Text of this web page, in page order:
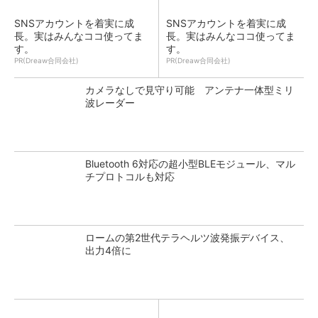
SNSアカウントを着実に成
長。実はみんなココ使ってま
す。
PR(Dreaw合同会社)
SNSアカウントを着実に成
長。実はみんなココ使ってま
す。
PR(Dreaw合同会社)
カメラなしで見守り可能 アンテナ一体型ミリ
波レーダー
Bluetooth 6対応の超小型BLEモジュール、マル
チプロトコルも対応
ロームの第2世代テラヘルツ波発振デバイス、
出力4倍に